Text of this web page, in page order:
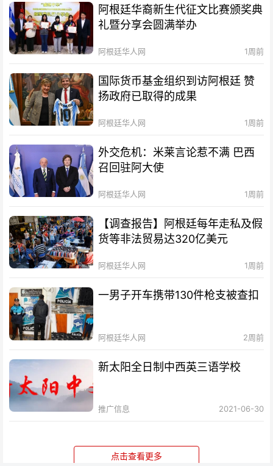
阿根廷华裔新生代征文比赛颁奖典
礼暨分享会圆满举办
阿根廷华人网 1周前
国际货币基金组织到访阿根廷 赞
扬政府已取得的成果
阿根廷华人网 1周前
外交危机：米莱言论惹不满 巴西
召回驻阿大使
阿根廷华人网 1周前
【调查报告】阿根廷每年走私及假
货等非法贸易达320亿美元
阿根廷华人网 1周前
一男子开车携带130件枪支被查扣
阿根廷华人网 2周前
新太阳全日制中西英三语学校
推广信息 2021-06-30
点击查看更多